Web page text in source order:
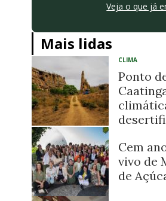
Veja o que já
Mais lidas
CLIMA
Ponto
Cem
vivo de
de